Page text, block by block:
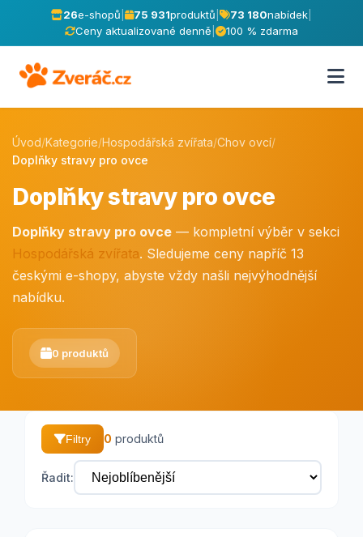
26e-shopů 75 931produktů 73 180nabídek
Ceny aktualizované denně
100 % zdarma
Úvod/Kategorie/Hospodářská zvířata/Chov ovcí/
Doplňky stravy pro ovce
Doplňky stravy pro ovce
Doplňky stravy pro ovce — kompletní výběr v sekci
Hospodářská zvířata. Sledujeme ceny napříč 13
českými e-shopy, abyste vždy našli nejvýhodnější
nabídku.
0 produktů
Filtry 0 produktů
Řadit: